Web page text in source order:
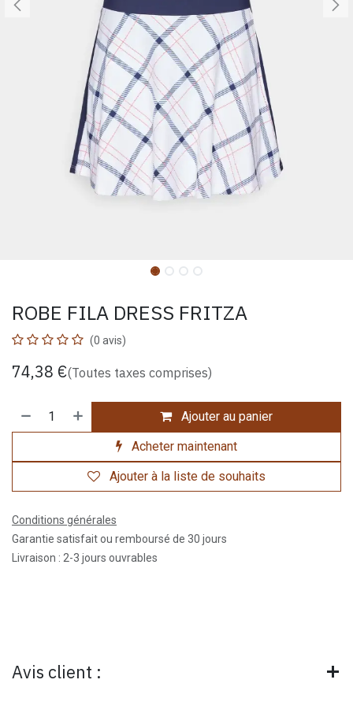
ROBE FILA DRESS FRITZA
(0 avis)
74,38 €(Toutes taxes comprises)
Ajouter au panier
Acheter maintenant
Ajouter à la liste de souhaits
Conditions générales
Garantie satisfait ou remboursé de 30 jours
Livraison : 2-3 jours ouvrables
Avis client :